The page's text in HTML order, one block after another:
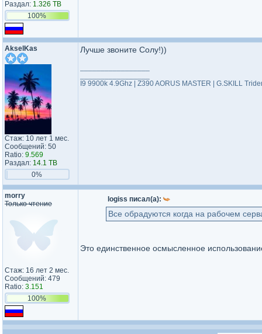
Раздал: 1.326 TB
100%
AkselKas
Стаж: 10 лет 1 мес.
Сообщений: 50
Ratio: 9.569
Раздал: 14.1 TB
0%
Лучше звоните Солу!))
I9 9900k 4.9Ghz | Z390 AORUS MASTER | G.SKILL
morry
Только чтение
Стаж: 16 лет 2 мес.
Сообщений: 479
Ratio: 3.151
100%
logiss писал(а):
Все обрадуются когда на рабочем
Это единственное осмысленное